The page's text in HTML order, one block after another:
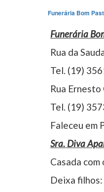
Funerária Bom
Funerária
Rua da
Tel. (19)
Rua
Tel. (19)
Faleceu em
Sra. Diva
Casada
Deixa